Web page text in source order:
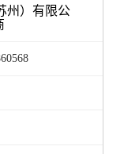
州）有限公